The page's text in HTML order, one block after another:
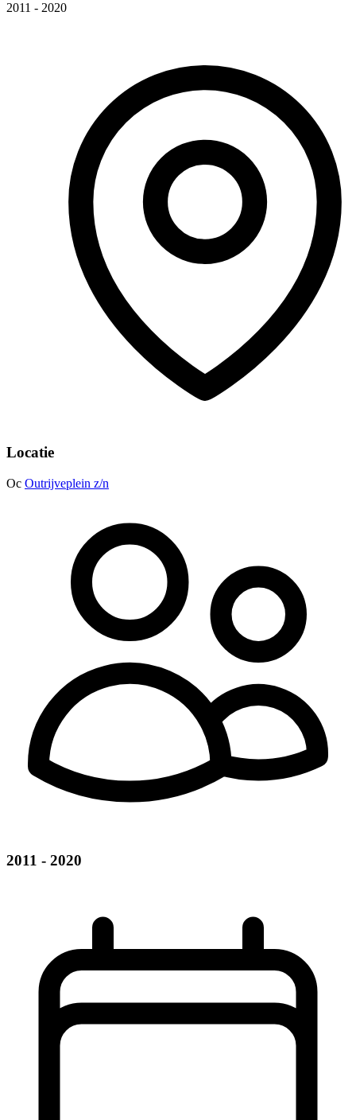
2011 - 2020
Locatie
Oc Outrijveplein z/n
2011 - 2020